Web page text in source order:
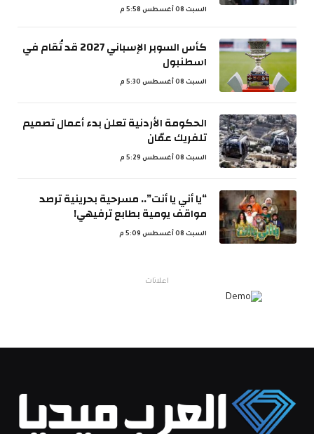
السبت 08 أغسطس 5:58 م
كأس السوبر الإسباني 2027 قد تُقام في
اسطنبول
السبت 08 أغسطس 5:30 م
الحكومة الأردنية تعلن بدء أعمال تصميم
تلفريك عمّان
السبت 08 أغسطس 5:29 م
“يا أني يا أنت”.. مسرحية بحرينية ترصد
مواقف يومية بطابع ترفيهي!
السبت 08 أغسطس 5:09 م
اعلانات